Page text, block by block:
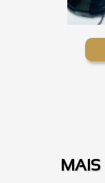
MAIS